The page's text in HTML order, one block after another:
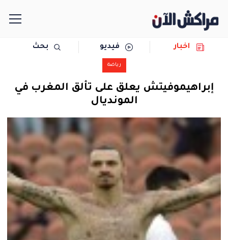
حوادث
دولية
المرأة
اخبار فيديو بحث
رياضة
إبراهيموفيتش يعلق على تألق المغرب في
المونديال